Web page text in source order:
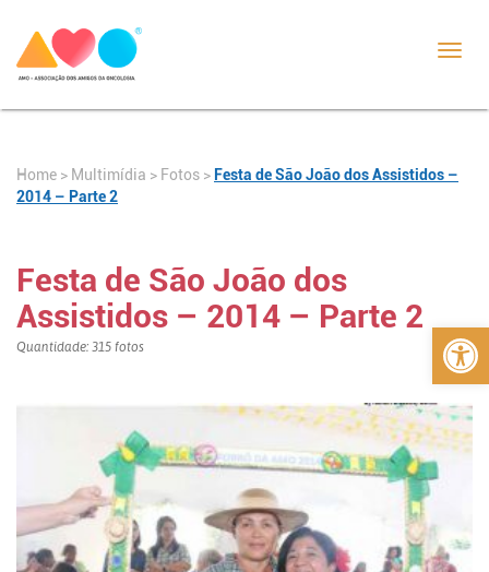
Abrir
Home > Multimídia > Fotos > Festa de São João dos Assistidos –
2014 – Parte 2
Festa de São João dos
Assistidos – 2014 – Parte 2
Quantidade: 315 fotos